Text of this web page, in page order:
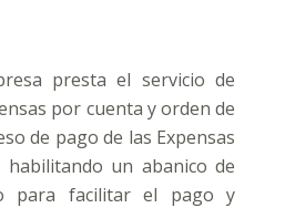
presta el servicio de
por cuenta y orden de
de pago de las Expensas
habilitando un abanico de
para facilitar el pago y